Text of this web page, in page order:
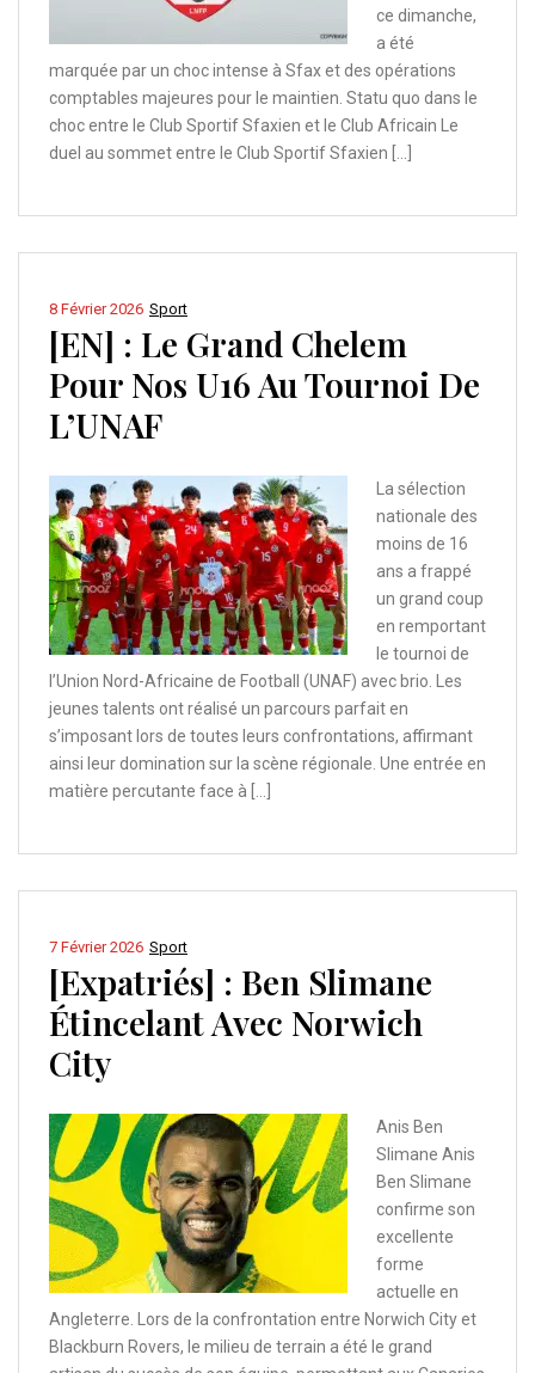
ce dimanche,
a été
marquée par un choc intense à Sfax et des opérations
comptables majeures pour le maintien. Statu quo dans le
choc entre le Club Sportif Sfaxien et le Club Africain Le
duel au sommet entre le Club Sportif Sfaxien […]
Sport
8 Février 2026
[EN] : Le Grand Chelem
Pour Nos U16 Au Tournoi De
L’UNAF
La sélection
nationale des
moins de 16
ans a frappé
un grand coup
en remportant
le tournoi de
l’Union Nord-Africaine de Football (UNAF) avec brio. Les
jeunes talents ont réalisé un parcours parfait en
s’imposant lors de toutes leurs confrontations, affirmant
ainsi leur domination sur la scène régionale. Une entrée en
matière percutante face à […]
Sport
7 Février 2026
[Expatriés] : Ben Slimane
Étincelant Avec Norwich
City
Anis Ben
Slimane Anis
Ben Slimane
confirme son
excellente
forme
actuelle en
Angleterre. Lors de la confrontation entre Norwich City et
Blackburn Rovers, le milieu de terrain a été le grand